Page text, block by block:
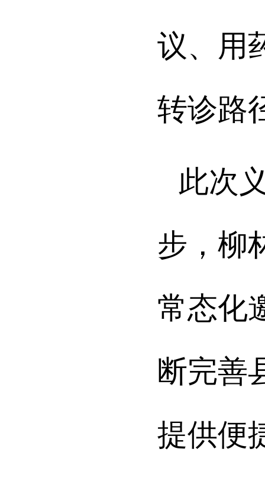
议、用
转诊路
此次
步，柳
常态化
断完善
提供便